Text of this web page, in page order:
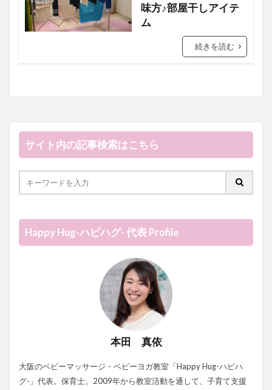
味方♪部屋干しアイテ
ム
続きを読む
サイト内の記事検索はこちら
Happy Hug-ハピハグ- 代表 Profile
本田 真依
大阪のベビーマッサージ・ベビーヨガ教室「Happy Hug-ハピハ
グ-」代表。保育士。2009年から教室活動を通して、子育て支援